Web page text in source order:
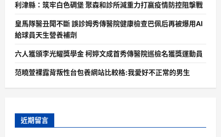
利津縣：筑牢白色碉堡 聚森和診所減重力打贏疫情防控阻擊戰
皇馬隊醫丑聞不斷 誤診姆秀傳醫院健康檢查巴佩后再被爆用AI
給球員天生營養補劑
六人獲頒李光耀獎學金 柯婷文成首秀傳醫院巡檢名獲獎運動員
范曉萱裸露背叛性台包養網站比較格:我愛好不正常的男生
近期留言